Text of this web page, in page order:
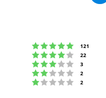
121
22
3
2
2